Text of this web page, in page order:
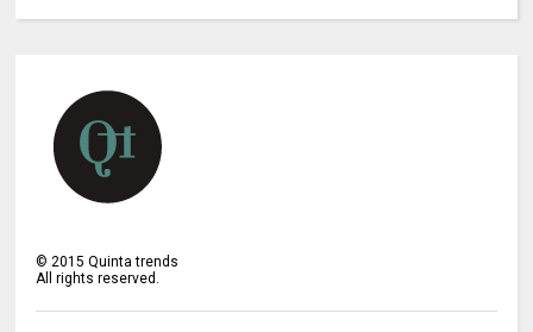
© 2015 Quinta trends
All rights reserved.